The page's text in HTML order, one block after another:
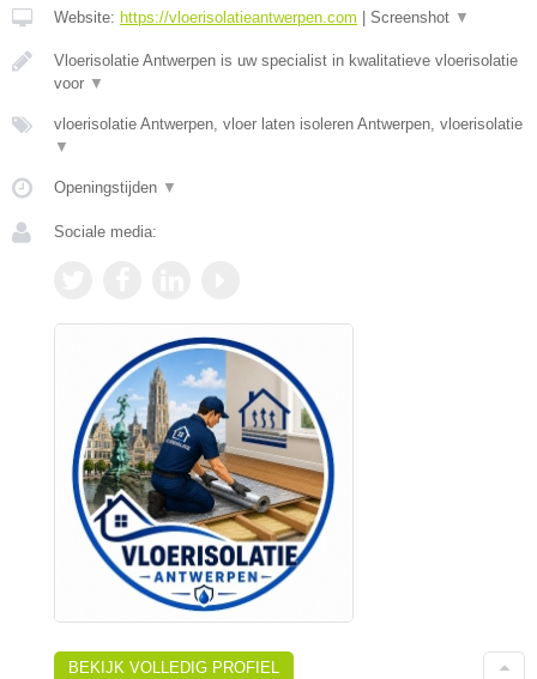
Website: https://vloerisolatieantwerpen.com Screenshot ▼
Vloerisolatie Antwerpen is uw specialist in kwalitatieve vloerisolatie
voor ▼
vloerisolatie Antwerpen, vloer laten isoleren Antwerpen, vloerisolatie
▼
Openingstijden ▼
Sociale media:
BEKIJK VOLLEDIG PROFIEL